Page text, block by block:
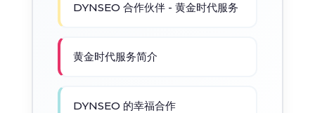
DYNSEO 合作伙伴 - 黄金时代服务
黄金时代服务简介
DYNSEO 的幸福合作